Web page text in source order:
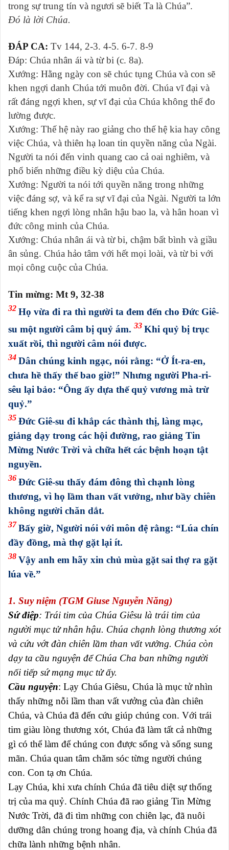
trong sự trung tín và ngươi sẽ biết Ta là Chúa”.
Ðó là lời Chúa.
ĐÁP CA: Tv 144, 2-3. 4-5. 6-7. 8-9
Ðáp: Chúa nhân ái và từ bi (c. 8a).
Xướng: Hằng ngày con sẽ chúc tụng Chúa và con sẽ
khen ngợi danh Chúa tới muôn đời. Chúa vĩ đại và
rất đáng ngợi khen, sự vĩ đại của Chúa không thể đo
lường được.
Xướng: Thế hệ này rao giảng cho thế hệ kia hay công
việc Chúa, và thiên hạ loan tin quyền năng của Ngài.
Người ta nói đến vinh quang cao cả oai nghiêm, và
phổ biến những điều kỳ diệu của Chúa.
Xướng: Người ta nói tới quyền năng trong những
việc đáng sợ, và kể ra sự vĩ đại của Ngài. Người ta lớn
tiếng khen ngợi lòng nhân hậu bao la, và hân hoan vì
đức công minh của Chúa.
Xướng: Chúa nhân ái và từ bi, chậm bất bình và giầu
ân sủng. Chúa hảo tâm với hết mọi loài, và từ bi với
mọi công cuộc của Chúa.
Tin mừng: Mt 9, 32-38
32 Họ vừa đi ra thì người ta đem đến cho Đức Giê-
su một người câm bị quỷ ám. 33 Khi quỷ bị trục
xuất rồi, thì người câm nói được.
34 Dân chúng kinh ngạc, nói rằng: “Ở Ít-ra-en,
chưa hề thấy thế bao giờ!” Nhưng người Pha-ri-
sêu lại bảo: “Ông ấy dựa thế quỷ vương mà trừ
quỷ.”
35 Đức Giê-su đi khắp các thành thị, làng mạc,
giảng dạy trong các hội đường, rao giảng Tin
Mừng Nước Trời và chữa hết các bệnh hoạn tật
nguyền.
36 Đức Giê-su thấy đám đông thì chạnh lòng
thương, vì họ lầm than vất vưởng, như bầy chiên
không người chăn dắt.
37Bấy giờ, Người nói với môn đệ rằng: “Lúa chín
đầy đồng, mà thợ gặt lại ít.
38 Vậy anh em hãy xin chủ mùa gặt sai thợ ra gặt
lúa về.”
1. Suy niệm (TGM Giuse Nguyễn Năng)
Sứ điệp: Trái tim của Chúa Giêsu là trái tim của
người mục tử nhân hậu. Chúa chạnh lòng thương xót
và cứu vớt đàn chiên lầm than vất vưởng. Chúa còn
dạy ta cầu nguyện để Chúa Cha ban những người
nối tiếp sứ mạng mục tử ấy.
Cầu nguyện: Lạy Chúa Giêsu, Chúa là mục tử nhìn
thấy những nỗi lầm than vất vưởng của đàn chiên
Chúa, và Chúa đã đến cứu giúp chúng con. Với trái
tim giàu lòng thương xót, Chúa đã làm tất cả những
gì có thể làm để chúng con được sống và sống sung
mãn. Chúa quan tâm chăm sóc từng người chúng
con. Con tạ ơn Chúa.
Lạy Chúa, khi xưa chính Chúa đã tiêu diệt sự thống
trị của ma quỷ. Chính Chúa đã rao giảng Tin Mừng
Nước Trời, đã đi tìm những con chiên lạc, đã nuôi
dưỡng dân chúng trong hoang địa, và chính Chúa đã
chữa lành những bệnh nhân.